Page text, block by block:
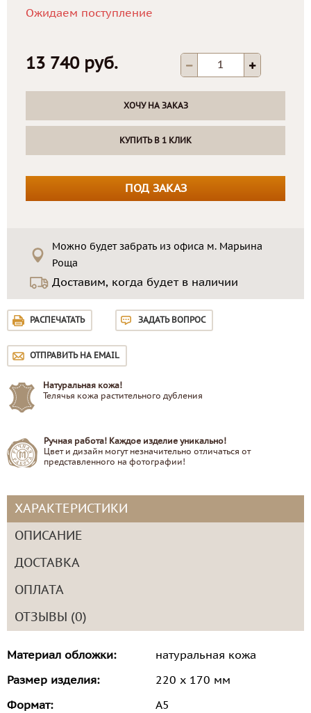
Ожидаем поступление
13 740 руб.
ХОЧУ НА ЗАКАЗ
КУПИТЬ В 1 КЛИК
ПОД ЗАКАЗ
Можно будет забрать из офиса м. Марьина
Роща
Доставим, когда будет в наличии
РАСПЕЧАТАТЬ ЗАДАТЬ ВОПРОС
ОТПРАВИТЬ НА EMAIL
Натуральная кожа!
Телячья кожа растительного дубления
Ручная работа! Каждое изделие уникально!
Цвет и дизайн могут незначительно отличаться от
представленного на фотографии!
ХАРАКТЕРИСТИКИ
ОПИСАНИЕ
ДОСТАВКА
ОПЛАТА
ОТЗЫВЫ (0)
Материал обложки:
натуральная кожа
Размер изделия:
220 х 170 мм
Формат:
А5